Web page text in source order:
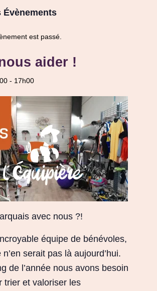
Évènements
est passé.
aider !
- 17h00
avec nous ?!
équipe de bénévoles,
n’en serait pas là aujourd’hui.
de l’année nous avons besoin
trier et valoriser les